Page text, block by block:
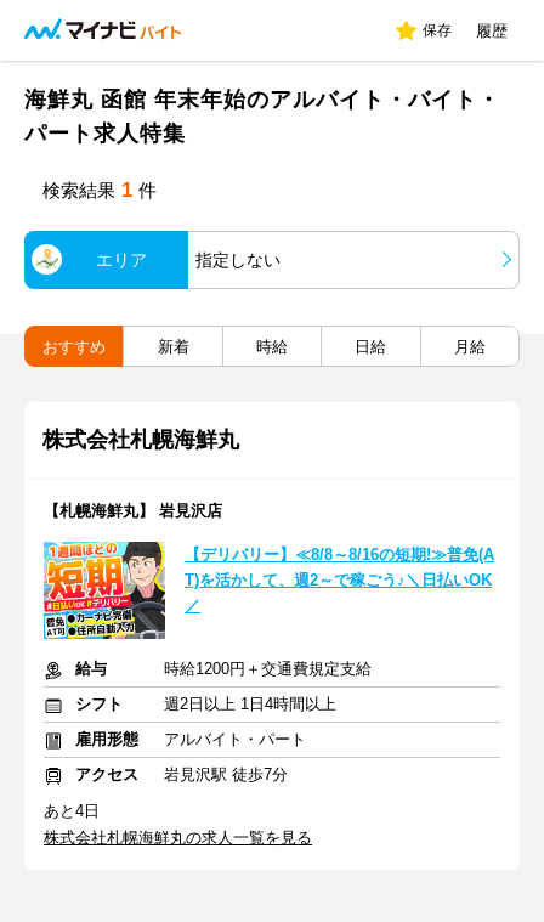
保存 履歴
海鮮丸 函館 年末年始のアルバイト・バイト・
パート求人特集
検索結果 1 件
エリア 指定しない
おすすめ 新着 時給 日給 月給
株式会社札幌海鮮丸
【札幌海鮮丸】 岩見沢店
【デリバリー】≪8/8～8/16の短期!≫普免(A
T)を活かして、週2～で稼ごう♪＼日払いOK
／
給与
時給1200円＋交通費規定支給
シフト
週2日以上 1日4時間以上
雇用形態
アルバイト・パート
アクセス
岩見沢駅 徒歩7分
あと4日
株式会社札幌海鮮丸の求人一覧を見る